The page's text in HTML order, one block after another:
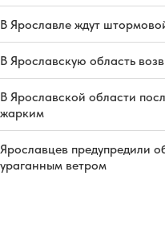
В Ярославле ждут
В Ярославскую область
В Ярославской области
жарким
Ярославцев предупредили
ураганным ветром